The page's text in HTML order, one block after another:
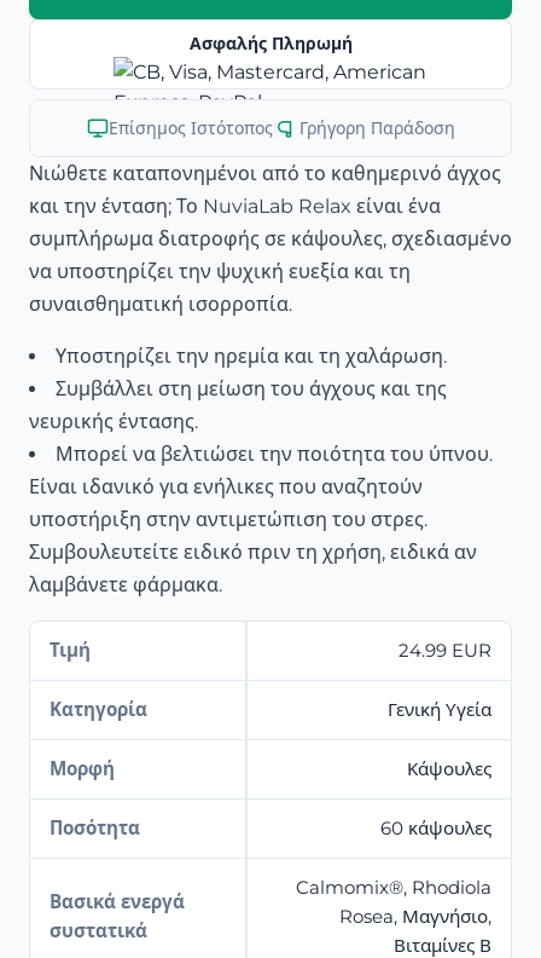
Ασφαλής Πληρωμή
Επίσημος Ιστότοπος| Γρήγορη Παράδοση
Νιώθετε καταπονημένοι από το καθημερινό άγχος
και την ένταση; Το NuviaLab Relax είναι ένα
συμπλήρωμα διατροφής σε κάψουλες, σχεδιασμένο
να υποστηρίζει την ψυχική ευεξία και τη
συναισθηματική ισορροπία.
Υποστηρίζει την ηρεμία και τη χαλάρωση.
Συμβάλλει στη μείωση του άγχους και της
νευρικής έντασης.
Μπορεί να βελτιώσει την ποιότητα του ύπνου.
Είναι ιδανικό για ενήλικες που αναζητούν
υποστήριξη στην αντιμετώπιση του στρες.
Συμβουλευτείτε ειδικό πριν τη χρήση, ειδικά αν
λαμβάνετε φάρμακα.
Τιμή 24.99 EUR
Κατηγορία Γενική Υγεία
Μορφή Κάψουλες
Ποσότητα 60 κάψουλες
Βασικά ενεργά
συστατικά
Calmomix®, Rhodiola
Rosea, Μαγνήσιο,
Βιταμίνες Β